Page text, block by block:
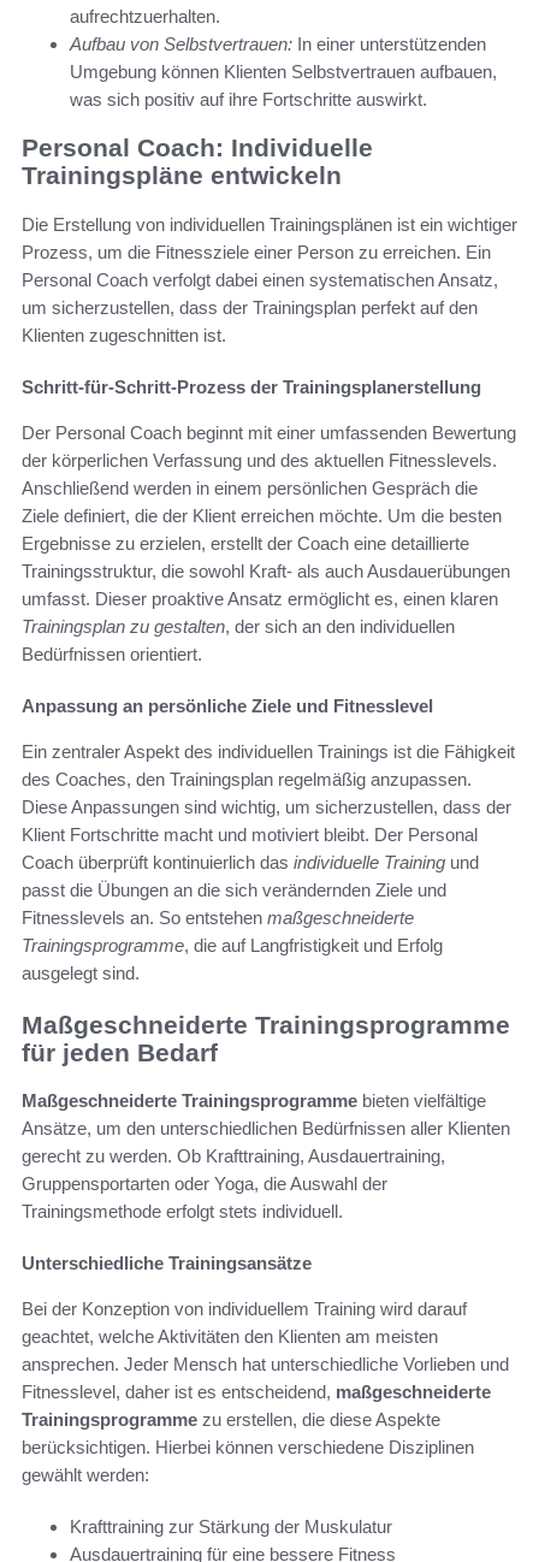
aufrechtzuerhalten.
Aufbau von Selbstvertrauen: In einer unterstützenden
Umgebung können Klienten Selbstvertrauen aufbauen,
was sich positiv auf ihre Fortschritte auswirkt.
Personal Coach: Individuelle
Trainingspläne entwickeln
Die Erstellung von individuellen Trainingsplänen ist ein wichtiger
Prozess, um die Fitnessziele einer Person zu erreichen. Ein
Personal Coach verfolgt dabei einen systematischen Ansatz,
um sicherzustellen, dass der Trainingsplan perfekt auf den
Klienten zugeschnitten ist.
Schritt-für-Schritt-Prozess der Trainingsplanerstellung
Der Personal Coach beginnt mit einer umfassenden Bewertung
der körperlichen Verfassung und des aktuellen Fitnesslevels.
Anschließend werden in einem persönlichen Gespräch die
Ziele definiert, die der Klient erreichen möchte. Um die besten
Ergebnisse zu erzielen, erstellt der Coach eine detaillierte
Trainingsstruktur, die sowohl Kraft- als auch Ausdauerübungen
umfasst. Dieser proaktive Ansatz ermöglicht es, einen klaren
Trainingsplan zu gestalten, der sich an den individuellen
Bedürfnissen orientiert.
Anpassung an persönliche Ziele und Fitnesslevel
Ein zentraler Aspekt des individuellen Trainings ist die Fähigkeit
des Coaches, den Trainingsplan regelmäßig anzupassen.
Diese Anpassungen sind wichtig, um sicherzustellen, dass der
Klient Fortschritte macht und motiviert bleibt. Der Personal
Coach überprüft kontinuierlich das individuelle Training und
passt die Übungen an die sich verändernden Ziele und
Fitnesslevels an. So entstehen maßgeschneiderte
Trainingsprogramme, die auf Langfristigkeit und Erfolg
ausgelegt sind.
Maßgeschneiderte Trainingsprogramme
für jeden Bedarf
Maßgeschneiderte Trainingsprogramme bieten vielfältige
Ansätze, um den unterschiedlichen Bedürfnissen aller Klienten
gerecht zu werden. Ob Krafttraining, Ausdauertraining,
Gruppensportarten oder Yoga, die Auswahl der
Trainingsmethode erfolgt stets individuell.
Unterschiedliche Trainingsansätze
Bei der Konzeption von individuellem Training wird darauf
geachtet, welche Aktivitäten den Klienten am meisten
ansprechen. Jeder Mensch hat unterschiedliche Vorlieben und
Fitnesslevel, daher ist es entscheidend, maßgeschneiderte
Trainingsprogramme zu erstellen, die diese Aspekte
berücksichtigen. Hierbei können verschiedene Disziplinen
gewählt werden:
Krafttraining zur Stärkung der Muskulatur
Ausdauertraining für eine bessere Fitness